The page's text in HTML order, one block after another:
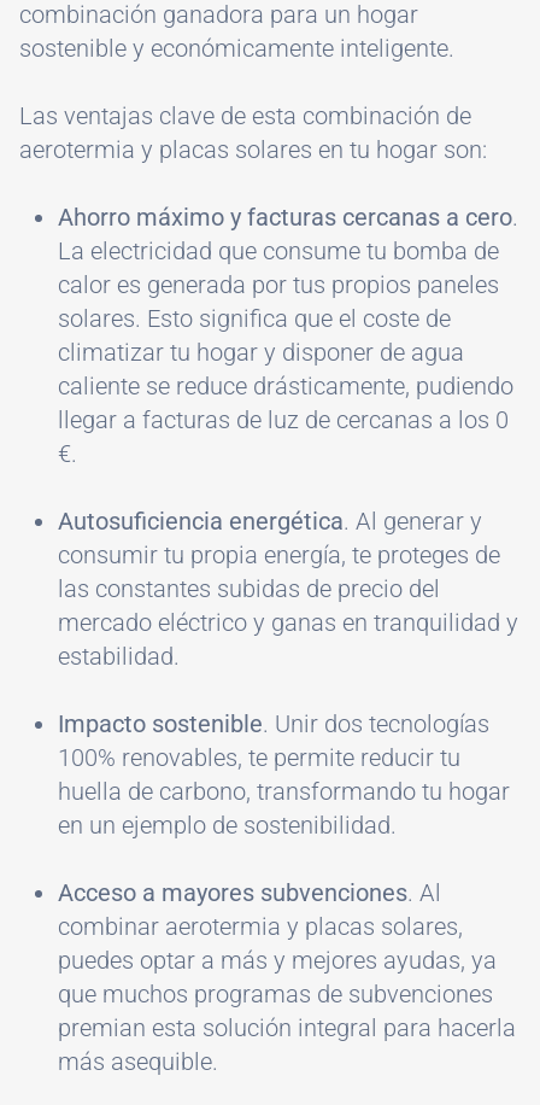
combinación ganadora para un hogar
sostenible y económicamente inteligente.
Las ventajas clave de esta combinación de
aerotermia y placas solares en tu hogar son:
Ahorro máximo y facturas cercanas a cero.
La electricidad que consume tu bomba de
calor es generada por tus propios paneles
solares. Esto significa que el coste de
climatizar tu hogar y disponer de agua
caliente se reduce drásticamente, pudiendo
llegar a facturas de luz de cercanas a los 0
€.
Autosuficiencia energética. Al generar y
consumir tu propia energía, te proteges de
las constantes subidas de precio del
mercado eléctrico y ganas en tranquilidad y
estabilidad.
Impacto sostenible. Unir dos tecnologías
100% renovables, te permite reducir tu
huella de carbono, transformando tu hogar
en un ejemplo de sostenibilidad.
Acceso a mayores subvenciones. Al
combinar aerotermia y placas solares,
puedes optar a más y mejores ayudas, ya
que muchos programas de subvenciones
premian esta solución integral para hacerla
más asequible.